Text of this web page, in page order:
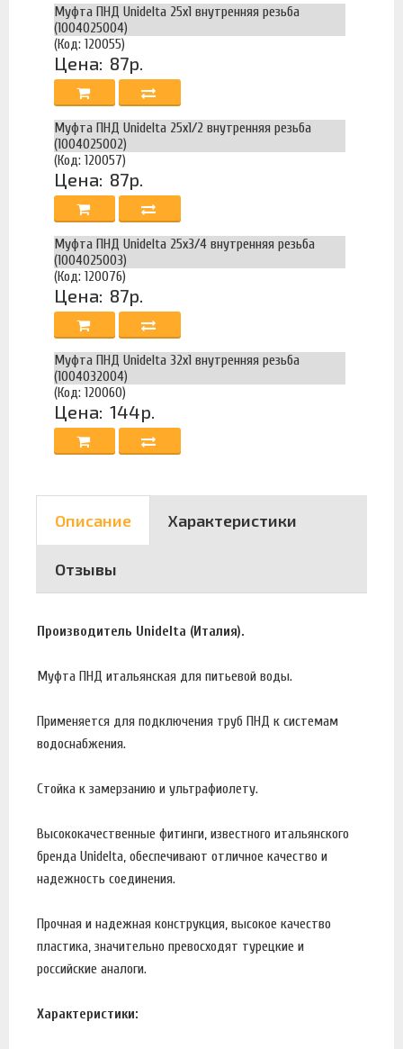
Муфта ПНД Unidelta 25х1 внутренняя резьба
(1004025004)
(Код: 120055)
Цена: 87р.
Муфта ПНД Unidelta 25х1/2 внутренняя резьба
(1004025002)
(Код: 120057)
Цена: 87р.
Муфта ПНД Unidelta 25х3/4 внутренняя резьба
(1004025003)
(Код: 120076)
Цена: 87р.
Муфта ПНД Unidelta 32х1 внутренняя резьба
(1004032004)
(Код: 120060)
Цена: 144р.
Описание Характеристики
Отзывы
Производитель Unidelta (Италия).
Муфта ПНД итальянская для питьевой воды.
Применяется для подключения труб ПНД к системам
водоснабжения.
Стойка к замерзанию и ультрафиолету.
Высококачественные фитинги, известного итальянского
бренда Unidelta, обеспечивают отличное качество и
надежность соединения.
Прочная и надежная конструкция, высокое качество
пластика, значительно превосходят турецкие и
российские аналоги.
Характеристики: